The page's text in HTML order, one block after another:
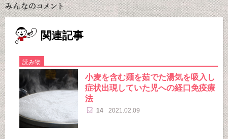
関連記事
読み物
小麦を含む麺を茹でた湯気を吸入し
症状出現していた児への経口免疫療
法
14 2021.02.09